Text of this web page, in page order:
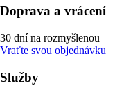
Doprava a vrácení
30 dní na rozmyšlenou
Vraťte svou objednávku
Služby